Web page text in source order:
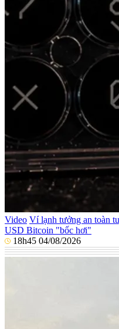
Video Ví lạnh tưởng an toàn
USD Bitcoin "bốc hơi"
18h45 04/08/2026